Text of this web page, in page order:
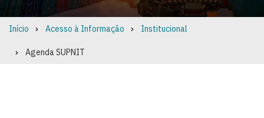
Breadcrumb
Início Acesso à Informação Institucional
Agenda SUPNIT